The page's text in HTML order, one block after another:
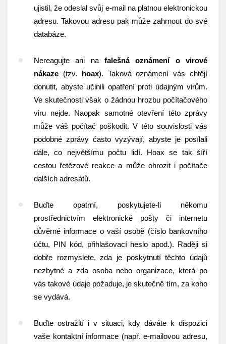
ujistil, že odeslal svůj e-mail na platnou elektronickou
adresu. Takovou adresu pak může zahrnout do své
databáze.
Nereagujte ani nafalešná oznámení o virové
nákaze (tzv. hoax). Taková oznámení vás chtějí
donutit, abyste učinili opatření proti údajným virům.
Ve skutečnosti však o žádnou hrozbu počítačového
viru nejde. Naopak samotné otevření této zprávy
může váš počítač poškodit. V této souvislosti vás
podobné zprávy často vyzývají, abyste je posílali
dále, co největšímu počtu lidí. Hoax se tak šíří
cestou řetězové reakce a může ohrozit i počítače
dalších adresátů.
Buďte opatrní, poskytujete-li někomu
prostřednictvím elektronické pošty či internetu
důvěrné informace o vaší osobě (číslo bankovního
účtu, PIN kód, přihlašovací heslo apod.). Raději si
dobře rozmyslete, zda je poskytnutí těchto údajů
nezbytné a zda osoba nebo organizace, která po
vás takové údaje požaduje, je skutečně tím, za koho
se vydává.
Buďte ostražití i v situaci, kdy dáváte k dispozici
vaše kontaktní informace (např. e-mailovou adresu,